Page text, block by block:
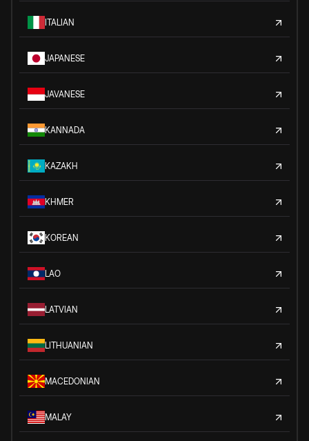
ITALIAN
JAPANESE
JAVANESE
KANNADA
KAZAKH
KHMER
KOREAN
LAO
LATVIAN
LITHUANIAN
MACEDONIAN
MALAY